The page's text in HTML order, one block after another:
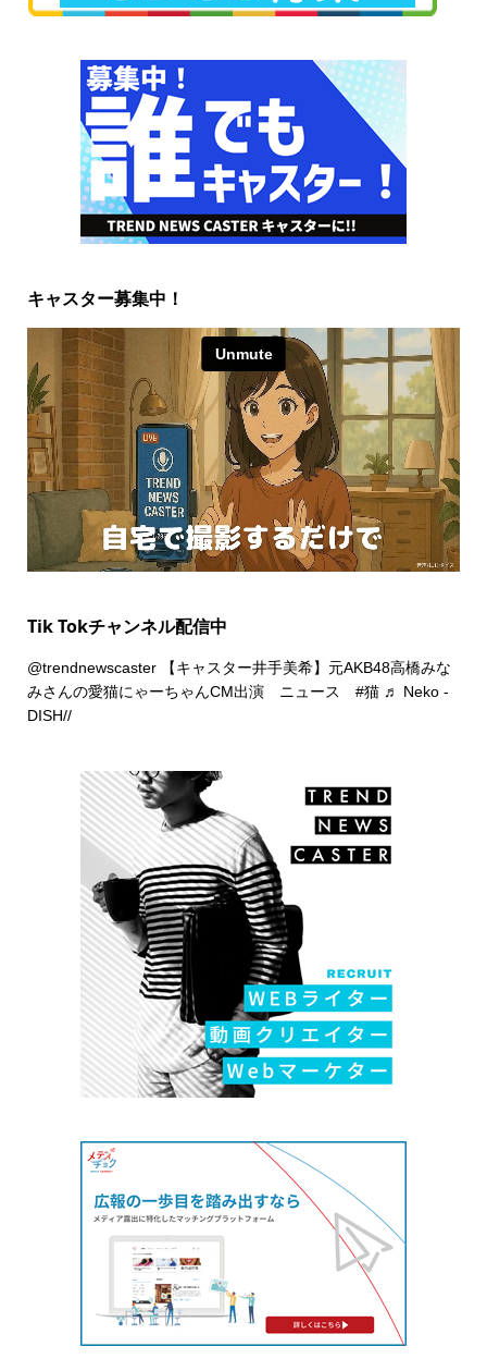
キャスター募集中！
Tik Tokチャンネル配信中
@trendnewscaster【キャスター井手美希】元AKB48高橋みな
みさんの愛猫にゃーちゃんCM出演 ニュース #猫 ♬ Neko -
DISH//